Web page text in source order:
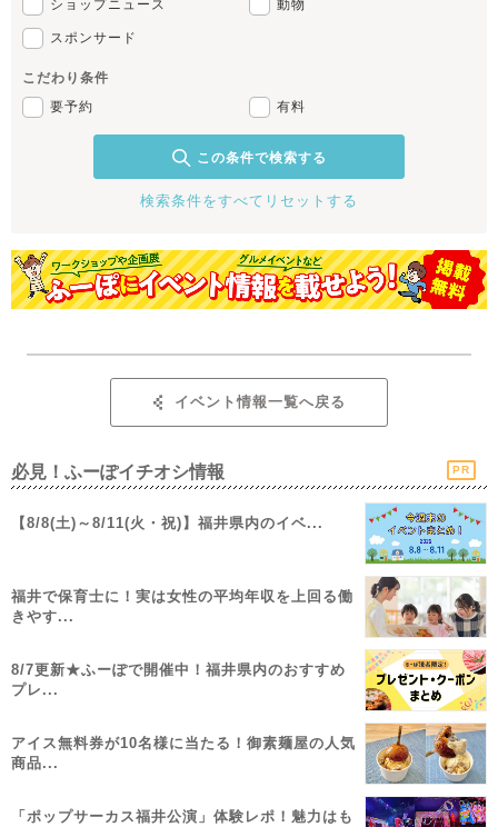
ショップニュース 動物
スポンサード
こだわり条件
要予約
有料
この条件で検索する
検索条件をすべてリセットする
イベント情報一覧へ戻る
必見！ふーぽイチオシ情報 PR
【8/8(土)～8/11(火・祝)】福井県内のイベ...
福井で保育士に！実は女性の平均年収を上回る働
きやす...
8/7更新★ふーぽで開催中！福井県内のおすすめ
プレ...
アイス無料券が10名様に当たる！御素麺屋の人気
商品...
「ポップサーカス福井公演」体験レポ！魅力はも